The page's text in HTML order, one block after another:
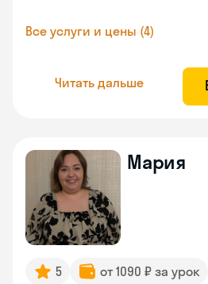
Все услуги и цены (4)
Читать дальше
Мария
5 от 1090 ₽ за урок